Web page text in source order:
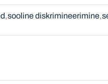
sooline diskrimineerimine